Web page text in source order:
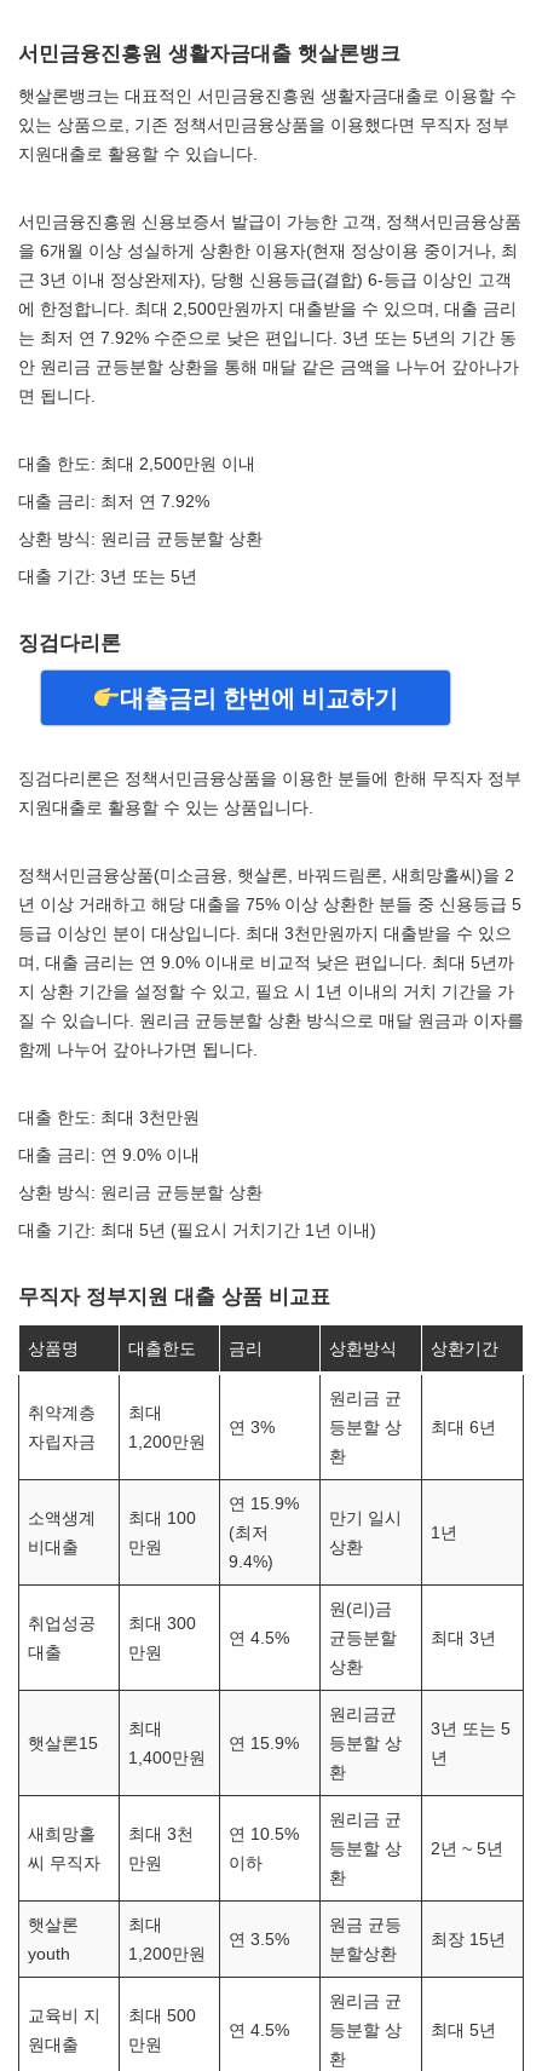
서민금융진흥원 생활자금대출 햇살론뱅크
햇살론뱅크는 대표적인 서민금융진흥원 생활자금대출로 이용할 수
있는 상품으로, 기존 정책서민금융상품을 이용했다면 무직자 정부
지원대출로 활용할 수 있습니다.
서민금융진흥원 신용보증서 발급이 가능한 고객, 정책서민금융상품
을 6개월 이상 성실하게 상환한 이용자(현재 정상이용 중이거나, 최
근 3년 이내 정상완제자), 당행 신용등급(결합) 6-등급 이상인 고객
에 한정합니다. 최대 2,500만원까지 대출받을 수 있으며, 대출 금리
는 최저 연 7.92% 수준으로 낮은 편입니다. 3년 또는 5년의 기간 동
안 원리금 균등분할 상환을 통해 매달 같은 금액을 나누어 갚아나가
면 됩니다.
대출 한도: 최대 2,500만원 이내
대출 금리: 최저 연 7.92%
상환 방식: 원리금 균등분할 상환
대출 기간: 3년 또는 5년
징검다리론
대출금리 한번에 비교하기
징검다리론은 정책서민금융상품을 이용한 분들에 한해 무직자 정부
지원대출로 활용할 수 있는 상품입니다.
정책서민금융상품(미소금융, 햇살론, 바꿔드림론, 새희망홀씨)을 2
년 이상 거래하고 해당 대출을 75% 이상 상환한 분들 중 신용등급 5
등급 이상인 분이 대상입니다. 최대 3천만원까지 대출받을 수 있으
며, 대출 금리는 연 9.0% 이내로 비교적 낮은 편입니다. 최대 5년까
지 상환 기간을 설정할 수 있고, 필요 시 1년 이내의 거치 기간을 가
질 수 있습니다. 원리금 균등분할 상환 방식으로 매달 원금과 이자를
함께 나누어 갚아나가면 됩니다.
대출 한도: 최대 3천만원
대출 금리: 연 9.0% 이내
상환 방식: 원리금 균등분할 상환
대출 기간: 최대 5년 (필요시 거치기간 1년 이내)
무직자 정부지원 대출 상품 비교표
상품명 대출한도 금리 상환방식 상환기간
취약계층
자립자금
최대
1,200만원
연 3%
원리금 균
등분할 상
환
최대 6년
소액생계
비대출
최대 100
만원
연 15.9%
(최저
9.4%)
만기 일시
상환
1년
취업성공
대출
최대 300
만원
연 4.5%
원(리)금
균등분할
상환
최대 3년
햇살론15
최대
1,400만원
연 15.9%
원리금균
등분할 상
환
3년 또는 5
년
새희망홀
씨 무직자
최대 3천
만원
연 10.5%
이하
원리금 균
등분할 상
환
2년 ~ 5년
햇살론
youth
최대
1,200만원
연 3.5%
원금 균등
분할상환
최장 15년
교육비 지
원대출
최대 500
만원
연 4.5%
원리금 균
등분할 상
환
최대 5년